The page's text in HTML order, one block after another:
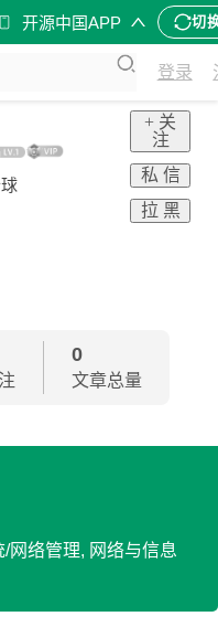
开源中国APP 切
登录
+ 关
注
私 信
拉 黑
0
文章总量
网络管理, 网络与信息